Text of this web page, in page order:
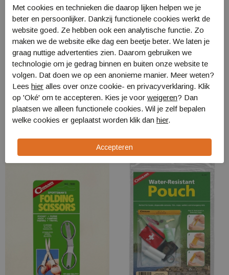
Coghlan's Naaiset voor op reis
Coghlan's 7698205
Specificaties
Bestellen en Betalen
Verzending en levering
Retourneren
Met cookies en technieken die daarop lijken helpen we je
beter en persoonlijker. Dankzij functionele cookies werkt de
website goed. Ze hebben ook een analytische functie. Zo
maken we de website elke dag een beetje beter. We laten je
graag nuttige advertenties zien. Daarom gebruiken we
technologie om je gedrag binnen en buiten onze website te
volgen. Dat doen we op een anonieme manier. Meer weten?
Lees hier alles over onze cookie- en privacyverklaring. Klik
op 'Oké' om te accepteren. Kies je voor weigeren? Dan
plaatsen we alleen functionele cookies. Wil je zelf bepalen
welke cookies er geplaatst worden klik dan hier.